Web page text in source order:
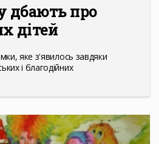
дбають про
дітей
яке з'явилось завдяки
і благодійних